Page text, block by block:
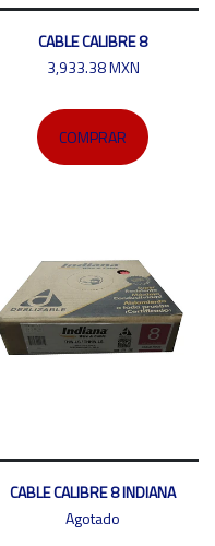
CABLE CALIBRE 8
3,933.38 MXN
COMPRAR
CABLE CALIBRE 8 INDIANA
Agotado